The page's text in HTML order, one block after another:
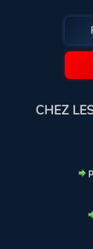
CHEZ